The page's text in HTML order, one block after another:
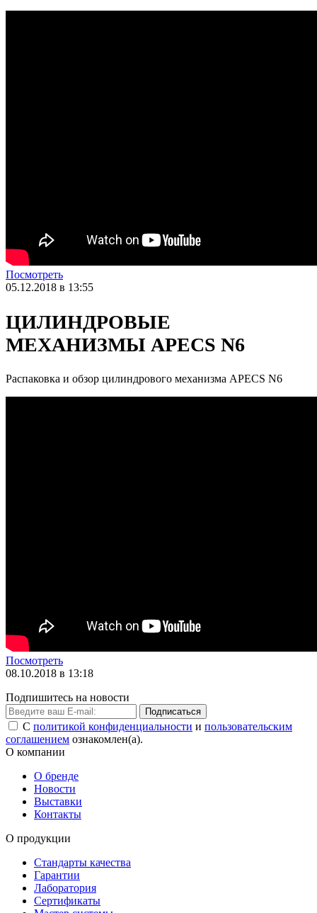
Посмотреть
05.12.2018 в 13:55
ЦИЛИНДРОВЫЕ
МЕХАНИЗМЫ APECS N6
Распаковка и обзор цилиндрового механизма APECS N6
Посмотреть
08.10.2018 в 13:18
Подпишитесь на новости
Подписаться
С политикой конфиденциальности и пользовательским
соглашением ознакомлен(а).
О компании
О бренде
Новости
Выставки
Контакты
О продукции
Стандарты качества
Гарантии
Лаборатория
Сертификаты